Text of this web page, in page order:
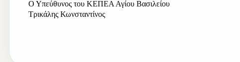
Ο Υπεύθυνος του ΚΕΠΕΑ Αγίου Βασιλείου
Τρικάλης Κωνσταντίνος